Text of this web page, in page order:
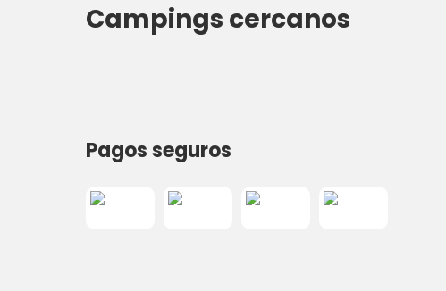
Campings cercanos
Pagos seguros